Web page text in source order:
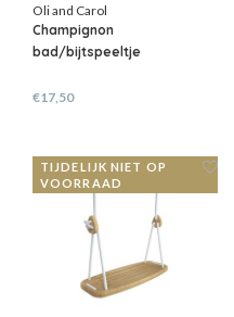
Oli and Carol
Champignon
bad/bijtspeeltje
€17,50
TIJDELIJK NIET OP
VOORRAAD